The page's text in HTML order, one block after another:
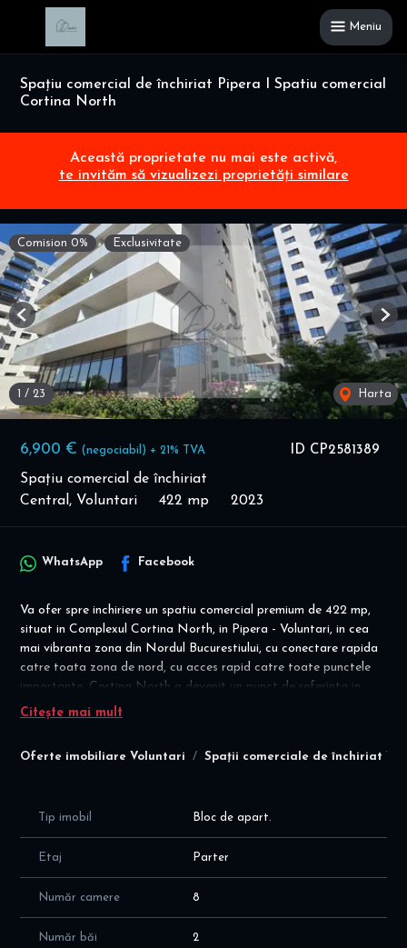
Meniu
Spațiu comercial de închiriat Pipera I Spatiu comercial
Cortina North
Această proprietate nu mai este activă,
te invităm să vizualizezi proprietăți similare
ID CP2581389
6,900 € (negociabil) + 21% TVA
Spațiu comercial de închiriat
Central, Voluntari
422 mp 2023
Comision 0% Exclusivitate
/ 23 Harta
Previous
Oferte imobiliare Voluntari Spații comerciale de închiriat
WhatsApp Facebook
Va ofer spre inchiriere un spatiu comercial premium de 422 mp,
situat in Complexul Cortina North, in Pipera - Voluntari, in cea
mai vibranta zona din Nordul Bucurestiului, cu conectare rapida
catre toata zona de nord, cu acces rapid catre toate punctele
importante. Cortina North a devenit un punct de referinta in
Pipera, cu un trafic pietonal insemnat, oferind astfel premisele
Ideal pentru cafenea, showroom, clinica medicala, birouri, sau
Spatiul este situat pe B-dul Pipera nr. 1, central in complex, cu
Accesul la locatie, in complex, se face prin 2 intrari cu bariera,:
direct din sensul giratoriu din fata complexului sau din lateral.
Facilitati locatie:
- în proximitatea celui mai mare hub office/ zona business din
Citește mai mult
Tip imobil Bloc de apart.
Etaj Parter
Număr camere 8
Număr băi 2